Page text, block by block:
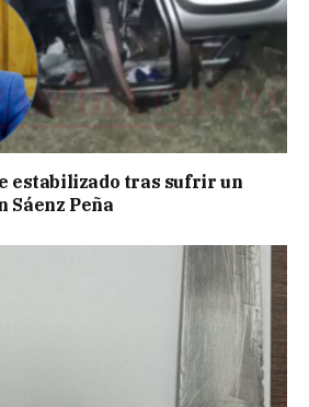
estabilizado tras sufrir un
Sáenz Peña